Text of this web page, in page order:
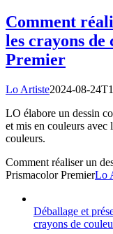
Comment
les crayons
Premier
Lo Artiste2024-08-
LO élabore un dessin
et mis en couleurs avec
couleurs.
Comment réaliser un
Prismacolor PremierLo
Déballage et
crayons de